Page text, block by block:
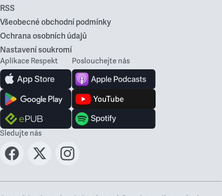
RSS
Všeobecné obchodní podmínky
Ochrana osobních údajů
Nastavení soukromí
Aplikace Respekt Poslouchejte nás
Sledujte nás